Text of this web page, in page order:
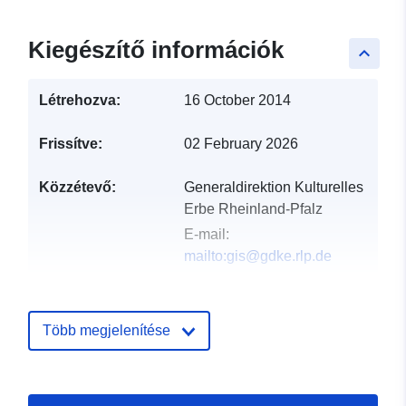
keyboard_arrow_up
Kiegészítő információk
Létrehozva: 16 October 2014
Frissítve: 02 February 2026
Közzétevő:
Generaldirektion Kulturelles
Erbe Rheinland-Pfalz
E-mail:
mailto:gis@gdke.rlp.de
nyilvántartás:
03 January 2026
Frissítve: data.europa.eu:
Több megjelenítése